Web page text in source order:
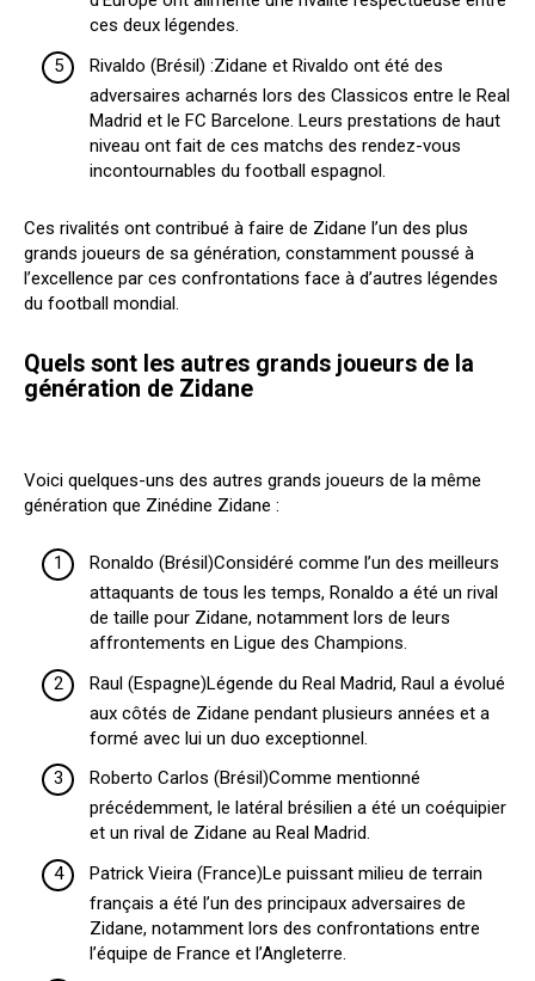
ces deux légendes.
Rivaldo (Brésil) :Zidane et Rivaldo ont été des
adversaires acharnés lors des Classicos entre le Real
Madrid et le FC Barcelone. Leurs prestations de haut
niveau ont fait de ces matchs des rendez-vous
incontournables du football espagnol.
Ces rivalités ont contribué à faire de Zidane l’un des plus
grands joueurs de sa génération, constamment poussé à
l’excellence par ces confrontations face à d’autres légendes
du football mondial.
Quels sont les autres grands joueurs de la
génération de Zidane
Voici quelques-uns des autres grands joueurs de la même
génération que Zinédine Zidane :
Ronaldo (Brésil)Considéré comme l’un des meilleurs
attaquants de tous les temps, Ronaldo a été un rival
de taille pour Zidane, notamment lors de leurs
affrontements en Ligue des Champions.
Raul (Espagne)Légende du Real Madrid, Raul a évolué
aux côtés de Zidane pendant plusieurs années et a
formé avec lui un duo exceptionnel.
Roberto Carlos (Brésil)Comme mentionné
précédemment, le latéral brésilien a été un coéquipier
et un rival de Zidane au Real Madrid.
Patrick Vieira (France)Le puissant milieu de terrain
français a été l’un des principaux adversaires de
Zidane, notamment lors des confrontations entre
l’équipe de France et l’Angleterre.